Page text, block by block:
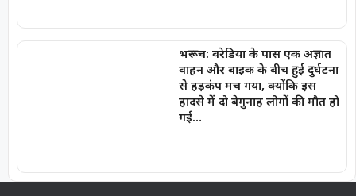
भरूच: वरेडिया के पास एक अज्ञात
वाहन और बाइक के बीच हुई दुर्घटना
से हड़कंप मच गया, क्योंकि इस
हादसे में दो बेगुनाह लोगों की मौत हो
गई…